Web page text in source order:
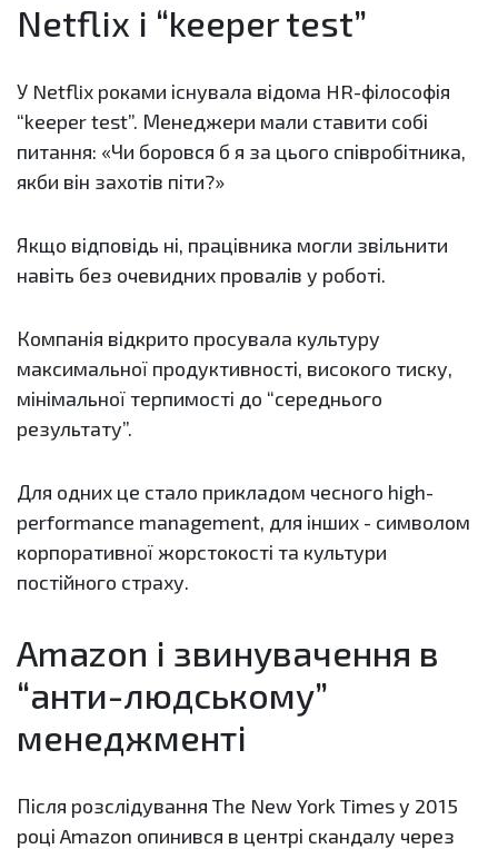
Netflix і “keeper test”
У Netflix роками існувала відома HR-філософія
“keeper test”. Менеджери мали ставити собі
питання: «Чи боровся б я за цього співробітника,
якби він захотів піти?»
Якщо відповідь ні, працівника могли звільнити
навіть без очевидних провалів у роботі.
Компанія відкрито просувала культуру
максимальної продуктивності, високого тиску,
мінімальної терпимості до “середнього
результату”.
Для одних це стало прикладом чесного high-
performance management, для інших - символом
корпоративної жорстокості та культури
постійного страху.
Amazon і звинувачення в
“анти-людському”
менеджменті
Після розслідування The New York Times у 2015
році Amazon опинився в центрі скандалу через